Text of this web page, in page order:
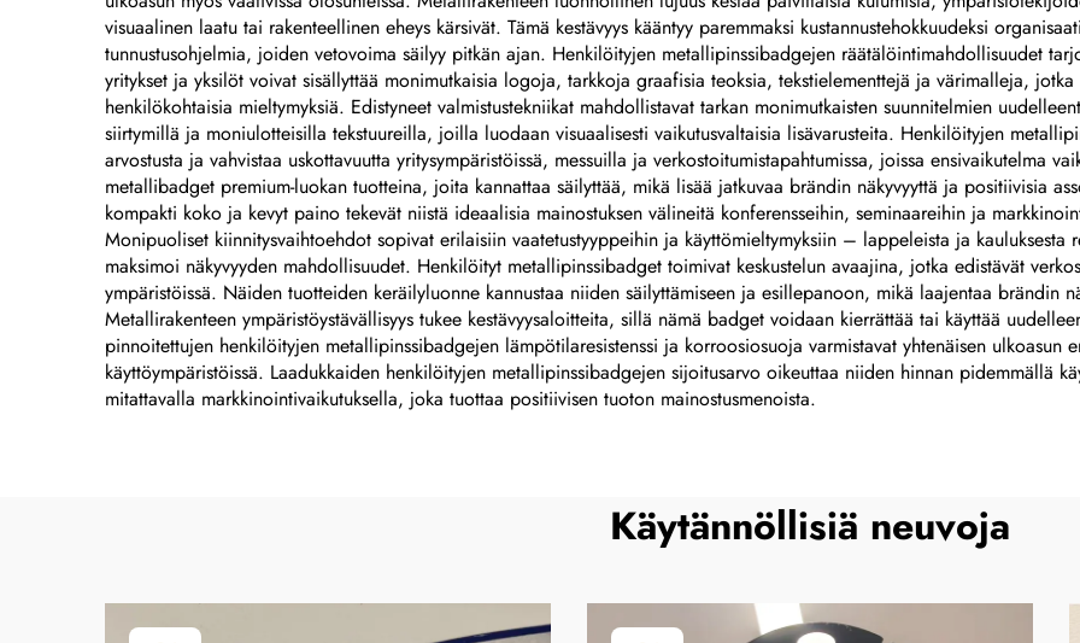
visuaalinen laatu tai rakenteellinen eheys kärsivät. Tämä kestävyys kääntyy paremmaksi kustannustehokkuudeksi
tunnustusohjelmia, joiden vetovoima säilyy pitkän ajan. Henkilöityjen metallipinssibadgejen räätälöintimahdollisuudet
yritykset ja yksilöt voivat sisällyttää monimutkaisia logoja, tarkkoja graafisia teoksia, tekstielementtejä ja värimalleja,
henkilökohtaisia mieltymyksiä. Edistyneet valmistustekniikat mahdollistavat tarkan monimutkaisten suunnitelmien
siirtymillä ja moniulotteisilla tekstuureilla, joilla luodaan visuaalisesti vaikutusvaltaisia lisävarusteita. Henkilöityjen
arvostusta ja vahvistaa uskottavuutta yritysympäristöissä, messuilla ja verkostoitumistapahtumissa, joissa ensivaikutelma
metallibadget premium-luokan tuotteina, joita kannattaa säilyttää, mikä lisää jatkuvaa brändin näkyvyyttä ja positiivisia
kompakti koko ja kevyt paino tekevät niistä ideaalisia mainostuksen välineitä konferensseihin, seminaareihin ja
Monipuoliset kiinnitysvaihtoehdot sopivat erilaisiin vaatetustyyppeihin ja käyttömieltymyksiin – lappeleista ja kauluksesta
maksimoi näkyvyyden mahdollisuudet. Henkilöityt metallipinssibadget toimivat keskustelun avaajina, jotka edistävät
ympäristöissä. Näiden tuotteiden keräilyluonne kannustaa niiden säilyttämiseen ja esillepanoon, mikä laajentaa brändin
Metallirakenteen ympäristöystävällisyys tukee kestävyysaloitteita, sillä nämä badget voidaan kierrättää tai käyttää
pinnoitettujen henkilöityjen metallipinssibadgejen lämpötilaresistenssi ja korroosiosuoja varmistavat yhtenäisen ulkoasun
käyttöympäristöissä. Laadukkaiden henkilöityjen metallipinssibadgejen sijoitusarvo oikeuttaa niiden hinnan pidemmällä
mitattavalla markkinointivaikutuksella, joka tuottaa positiivisen tuoton mainostusmenoista.
Käytännöllisiä neuvoja